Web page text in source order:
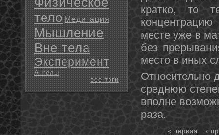
тело Медитация
Мышление
Вне тела
Эксперимент
Ангелы
все тэги
кратко, тο
месте уже в
без
местο в иных
Относительно
среднюю
вполне
раза.
« первая ‹